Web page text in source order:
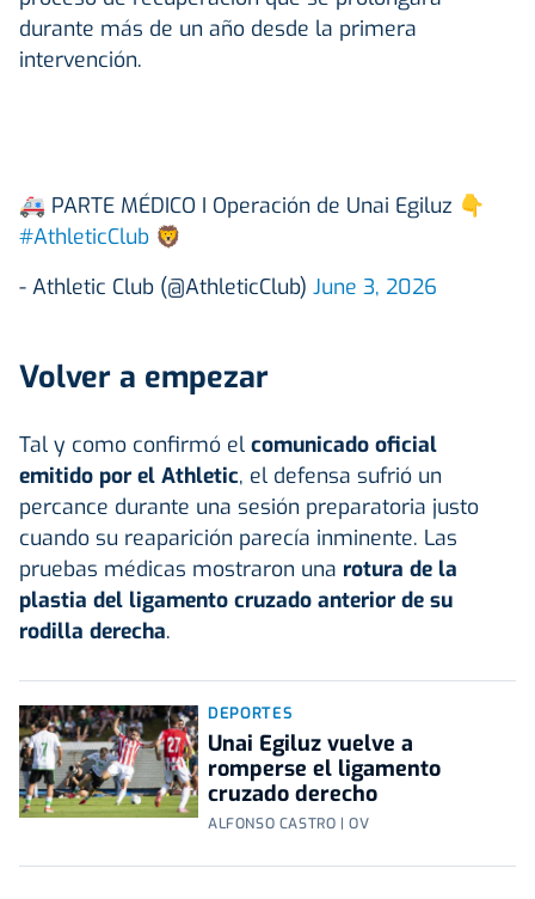
durante más de un año desde la primera
intervención.
🚑 PARTE MÉDICO I Operación de Unai Egiluz 👇
#AthleticClub 🦁
- Athletic Club (@AthleticClub) June 3, 2026
Volver a empezar
Tal y como confirmó el comunicado oficial
emitido por el Athletic, el defensa sufrió un
percance durante una sesión preparatoria justo
cuando su reaparición parecía inminente. Las
pruebas médicas mostraron una rotura de la
plastia del ligamento cruzado anterior de su
rodilla derecha.
DEPORTES
Unai Egiluz vuelve a
romperse el ligamento
cruzado derecho
ALFONSO CASTRO | OV